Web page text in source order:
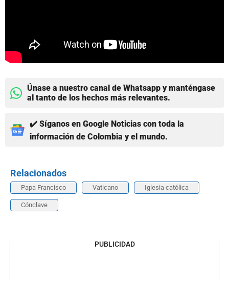
Únase a nuestro canal de Whatsapp y manténgase
al tanto de los hechos más relevantes.
✔️ Síganos en Google Noticias con toda la
información de Colombia y el mundo.
Relacionados
Papa Francisco Vaticano Iglesia católica
Cónclave
PUBLICIDAD